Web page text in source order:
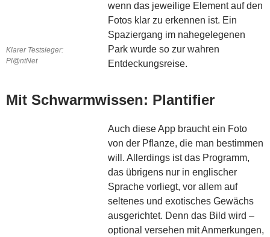
Klarer Testsieger:
Pl@ntNet
wenn das jeweilige Element auf den
Fotos klar zu erkennen ist. Ein
Spaziergang im nahegelegenen
Park wurde so zur wahren
Entdeckungsreise.
Mit Schwarmwissen: Plantifier
Auch diese App braucht ein Foto
von der Pflanze, die man bestimmen
will. Allerdings ist das Programm,
das übrigens nur in englischer
Sprache vorliegt, vor allem auf
seltenes und exotisches Gewächs
ausgerichtet. Denn das Bild wird –
optional versehen mit Anmerkungen,